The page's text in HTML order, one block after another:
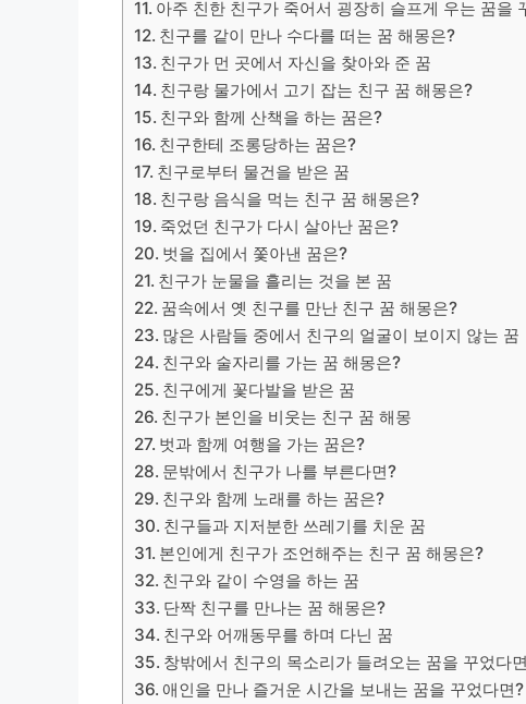
아주 친한 친구가 죽어서 굉장히 슬프게 우는 꿈을
친구를 같이 만나 수다를 떠는 꿈 해몽은?
친구가 먼 곳에서 자신을 찾아와 준 꿈
친구랑 물가에서 고기 잡는 친구 꿈 해몽은?
친구와 함께 산책을 하는 꿈은?
친구한테 조롱당하는 꿈은?
친구로부터 물건을 받은 꿈
친구랑 음식을 먹는 친구 꿈 해몽은?
죽었던 친구가 다시 살아난 꿈은?
벗을 집에서 쫓아낸 꿈은?
친구가 눈물을 흘리는 것을 본 꿈
꿈속에서 옛 친구를 만난 친구 꿈 해몽은?
많은 사람들 중에서 친구의 얼굴이 보이지 않는 꿈
친구와 술자리를 가는 꿈 해몽은?
​친구에게 꽃다발을 받은 꿈
친구가 본인을 비웃는 친구 꿈 해몽
벗과 함께 여행을 가는 꿈은?
​문밖에서 친구가 나를 부른다면?
친구와 함께 노래를 하는 꿈은?
친구들과 지저분한 쓰레기를 치운 꿈
본인에게 친구가 조언해주는 친구 꿈 해몽은?
친구와 같이 수영을 하는 꿈
단짝 친구를 만나는 꿈 해몽은?
​친구와 어깨동무를 하며 다닌 꿈
창밖에서 친구의 목소리가 들려오는 꿈을 꾸었다
애인을 만나 즐거운 시간을 보내는 꿈을 꾸었다면?